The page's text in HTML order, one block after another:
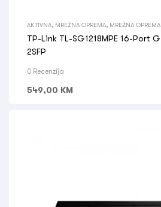
AKTIVNA MREŽNA OPREMA MREŽNA OPREMA
TP-Link TL-SG1218MPE 16-Port
2SFP
0 Recenzija
549,00 KM